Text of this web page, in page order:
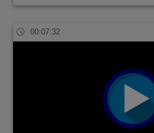
00:07:32